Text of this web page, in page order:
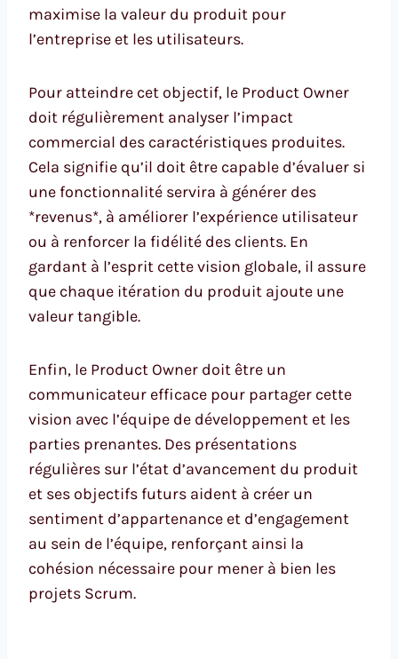
maximise la valeur du produit pour
l’entreprise et les utilisateurs.
Pour atteindre cet objectif, le Product Owner
doit régulièrement analyser l’impact
commercial des caractéristiques produites.
Cela signifie qu’il doit être capable d’évaluer si
une fonctionnalité servira à générer des
*revenus*, à améliorer l’expérience utilisateur
ou à renforcer la fidélité des clients. En
gardant à l’esprit cette vision globale, il assure
que chaque itération du produit ajoute une
valeur tangible.
Enfin, le Product Owner doit être un
communicateur efficace pour partager cette
vision avec l’équipe de développement et les
parties prenantes. Des présentations
régulières sur l’état d’avancement du produit
et ses objectifs futurs aident à créer un
sentiment d’appartenance et d’engagement
au sein de l’équipe, renforçant ainsi la
cohésion nécessaire pour mener à bien les
projets Scrum.